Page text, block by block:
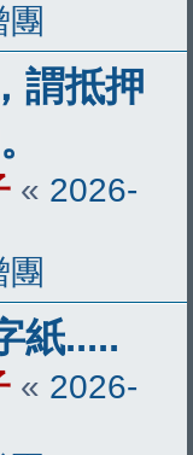
團
謂抵押
« 2026-
團
紙.....
« 2026-